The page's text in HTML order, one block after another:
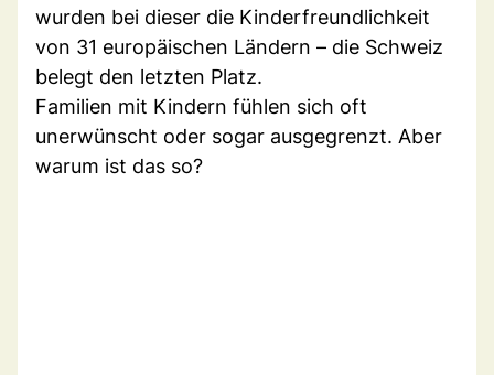
wurden bei dieser die Kinderfreundlichkeit
von 31 europäischen Ländern – die Schweiz
belegt den letzten Platz.
Familien mit Kindern fühlen sich oft
unerwünscht oder sogar ausgegrenzt. Aber
warum ist das so?